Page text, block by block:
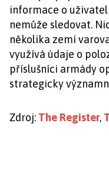
informace o
nemůže sledovat.
několika zemí
využívá údaje o
příslušníci armády
strategicky
Zdroj: The Register,